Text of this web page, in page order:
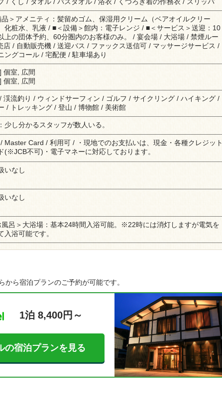
＞アメニティ：髪留めゴム、保湿用クリーム（ベアオイルクリー
化粧水、乳液 / ■＜設備＞館内：電子レンジ / ■＜サービス＞送迎：10
上の団体予約、60分圏内のお客様のみ。 / 宴会場 / 大浴場 / 禁煙ルー
店 / 自動販売機 / 送迎バス / ファックス送信可 / マッサージサービス /
ングコール / 宅配便 / 駐車場あり
個室, 広間
個室, 広間
渓流釣り / ウィンドサーフィン / ゴルフ / サイクリング / ハイキング /
/ トレッキング / 登山 / 博物館 / 美術館
少し分かるスタッフが数人いる。
Master Card / 利用可 / ・現地でのお支払いは、現金・各種クレジット
(※JCB不可)・電子マネーに対応しております。
いなし
いなし
風呂＞大浴場：基本24時間入浴可能。※22時には消灯しますが電気を
入浴可能です。
から宿泊プランのご予約が可能です。
1泊 8,400円～
の宿泊プランを見る